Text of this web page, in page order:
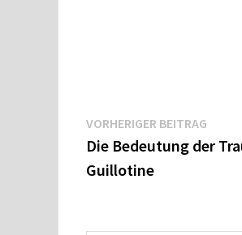
VORHERIGER BEITRAG
Die Bedeutung der
Guillotine